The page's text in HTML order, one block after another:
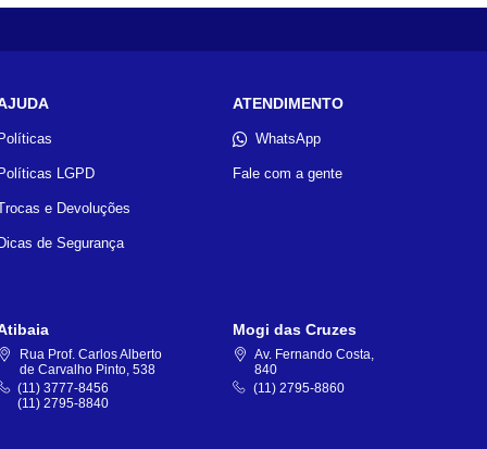
LGPD
e Devoluções
de Segurança
ATENDIMENTO
WhatsApp
Fale com a gente
Rua Prof. Carlos Alberto
de Carvalho Pinto, 538
(11) 3777-8456
(11) 2795-8840
Mogi das Cruzes
Av. Fernando Costa,
840
(11) 2795-8860